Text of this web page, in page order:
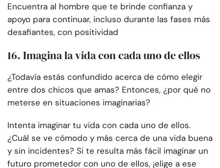
Encuentra al hombre que te brinde confianza y
apoyo para continuar, incluso durante las fases más
desafiantes, con positividad
16. Imagina la vida con cada uno de ellos
¿Todavía estás confundido acerca de cómo elegir
entre dos chicos que amas? Entonces, ¿por qué no
meterse en situaciones imaginarias?
Intenta imaginar tu vida con cada uno de ellos.
¿Cuál se ve cómodo y más cerca de una vida buena
y sin incidentes? Si te resulta más fácil imaginar un
futuro prometedor con uno de ellos, ¡elige a ese